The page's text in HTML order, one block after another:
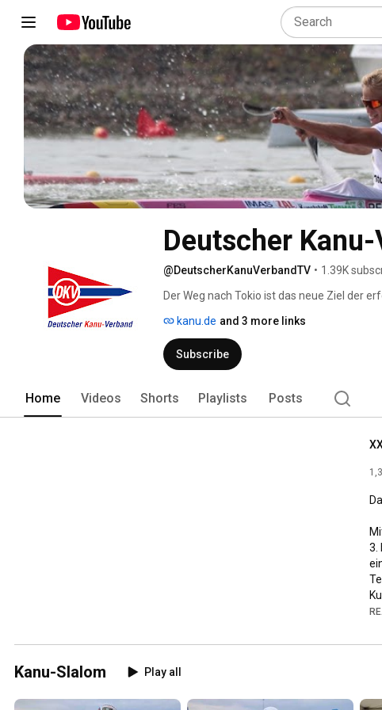
Deutscher Kanu-
@DeutscherKanuVerbandTV • 1.39K
Der Weg nach Tokio ist das neue Ziel der
Spielen. Daran hat sich auch in Rio 2016
zwei Silbermedaillen und einer
ihre Extraklasse unter den deutschen
kanu.de and 3 more links
Subscribe
Home Videos Shorts Playlists Posts
3.
Kanu-Slalom Play all